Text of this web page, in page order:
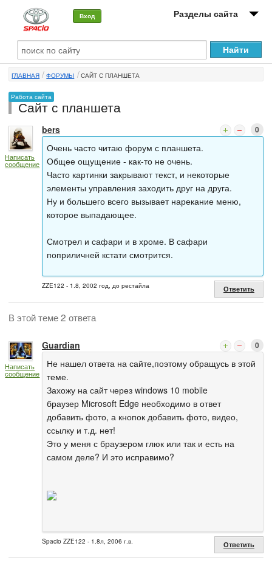
Вход Разделы сайта
О машине
Автоклуб
Форумы
Сервисы и услуги
Новости
ГЛАВНАЯ ФОРУМЫ САЙТ С ПЛАНШЕТА
Работа сайта
Сайт с планшета
Написать
сообщение
bers 0
Очень часто читаю форум с планшета.
Общее ощущение - как-то не очень.
Часто картинки закрывают текст, и некоторые
элементы управления заходить друг на друга.
Ну и большего всего вызывает нарекание меню,
которое выпадающее.
Смотрел и сафари и в хроме. В сафари
поприличней кстати смотрится.
ZZE122 - 1.8, 2002 год, до рестайла Ответить
В этой теме 2 ответа
Написать
сообщение
Guardian 0
Не нашел ответа на сайте,поэтому обращусь в этой
теме.
Захожу на сайт через windows 10 mobile
браузер Microsoft Edge необходимо в ответ
добавить фото, а кнопок добавить фото, видео,
ссылку и т.д. нет!
Это у меня с браузером глюк или так и есть на
самом деле? И это исправимо?
Spacio ZZE122 - 1.8л, 2006 г.в. Ответить